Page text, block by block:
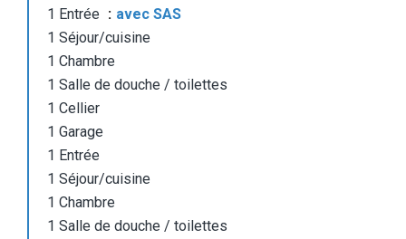
1 Entrée
avec SAS
1 Séjour/cuisine
1 Chambre
1 Salle de douche / toilettes
1 Cellier
1 Garage
1 Entrée
1 Séjour/cuisine
1 Chambre
1 Salle de douche / toilettes